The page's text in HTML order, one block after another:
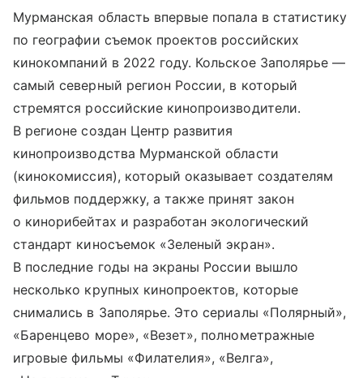
Мурманская область впервые попала в статистику
по географии съемок проектов российских
кинокомпаний в 2022 году. Кольское Заполярье —
самый северный регион России, в который
стремятся российские кинопроизводители.
В регионе создан Центр развития
кинопроизводства Мурманской области
(кинокомиссия), который оказывает создателям
фильмов поддержку, а также принят закон
о кинорибейтах и разработан экологический
стандарт киносъемок «Зеленый экран».
В последние годы на экраны России вышло
несколько крупных кинопроектов, которые
снимались в Заполярье. Это сериалы «Полярный»,
«Баренцево море», «Везет», полнометражные
игровые фильмы «Филателия», «Велга»,